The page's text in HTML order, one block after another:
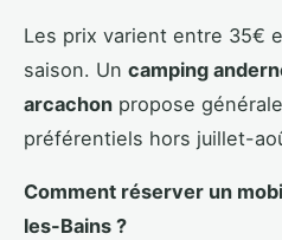
Les prix varient entre 35€
saison. Un camping
arcachon propose
préférentiels hors juillet-
Comment réserver un
les-Bains ?